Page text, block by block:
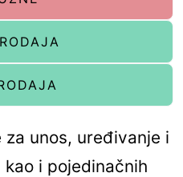
unos, uređivanje i
i pojedinačnih